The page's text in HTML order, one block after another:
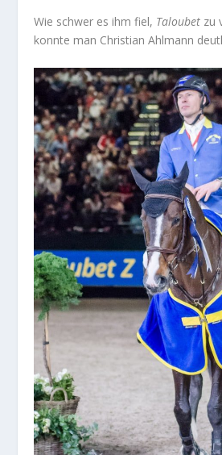
Wie schwer es ihm fiel, Taloubet zu
konnte man Christian Ahlmann